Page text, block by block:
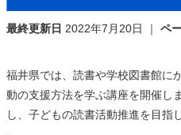
まちづくり
交通・道路
自然
最終更新日 2022年7月20日 ｜ ペ
福井県では、読書や学校図書館に
動の支援方法を学ぶ講座を開催し
し、子どもの読書活動推進を目指